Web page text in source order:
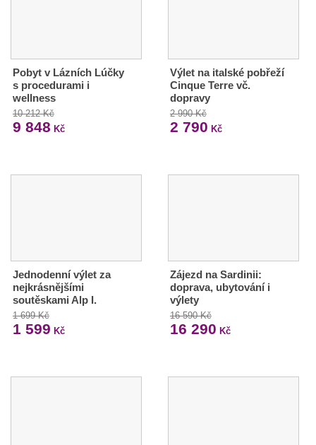
Pobyt v Lázních Lúčky
s procedurami i
wellness
10 212 Kč
9 848 Kč
Výlet na italské pobřeží
Cinque Terre vč.
dopravy
2 990 Kč
2 790 Kč
Jednodenní výlet za
nejkrásnějšími
soutěskami Alp I.
1 699 Kč
1 599 Kč
Zájezd na Sardinii:
doprava, ubytování i
výlety
16 590 Kč
16 290 Kč